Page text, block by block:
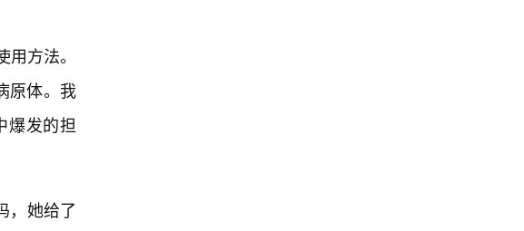
方法。
原体。我
爆发的担
，她给了